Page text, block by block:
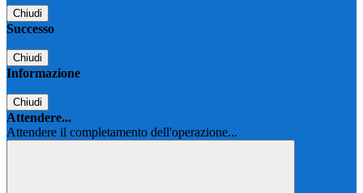
Chiudi
Successo
Chiudi
Informazione
Chiudi
Attendere...
Attendere il completamento dell'operazione...